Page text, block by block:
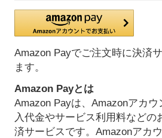
Amazon Payでご注文時に決済
ます。
Amazon Payとは
Amazon Payは、Amazonアカ
入代金やサービス利用料などの
済サービスです。Amazonアカ